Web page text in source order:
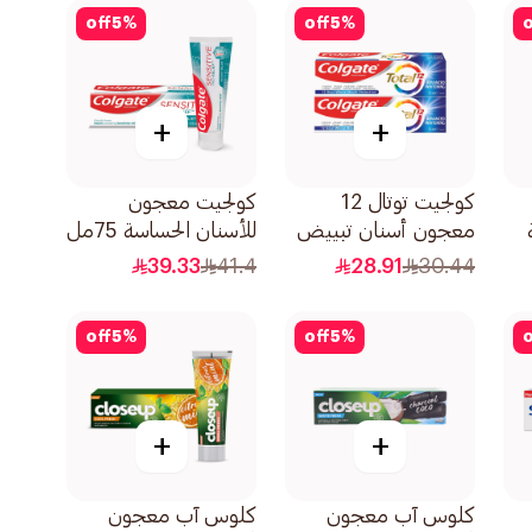
5%
off
+
كولجيت توتال 12
معجون أسنان تبييض
محسن 2×75مل
30.44
28.91
5%
off
+
كولجيت معجون
للأسنان الحساسة 75مل
41.4
39.33
5%
off
+
كلوس آب معجون
5%
off
+
كلوس آب معجون